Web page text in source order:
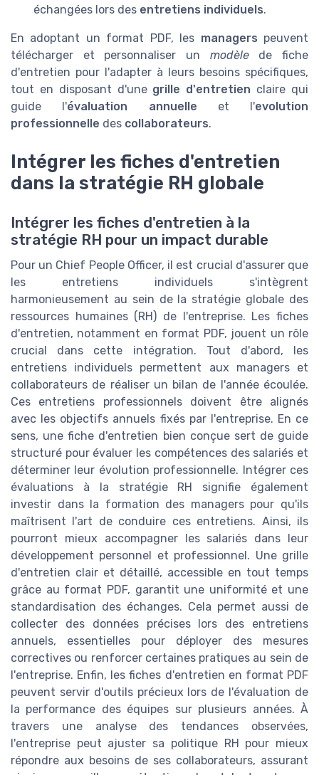
échangées lors des entretiens individuels.
En adoptant un format PDF, les managers peuvent
télécharger et personnaliser un modèlede fiche
d'entretien pour l'adapter à leurs besoins spécifiques,
tout en disposant d'une grille d'entretien claire qui
guide l'évaluation annuelle et l'evolution
professionnelle des collaborateurs.
Intégrer les fiches d'entretien
dans la stratégie RH globale
Intégrer les fiches d'entretien à la
stratégie RH pour un impact durable
Pour un Chief People Officer, il est crucial d'assurer que
les entretiens individuels s'intègrent
harmonieusement au sein de la stratégie globale des
ressources humaines (RH) de l'entreprise. Les fiches
d'entretien, notamment en format PDF, jouent un rôle
crucial dans cette intégration. Tout d'abord, les
entretiens individuels permettent aux managers et
collaborateurs de réaliser un bilan de l'année écoulée.
Ces entretiens professionnels doivent être alignés
avec les objectifs annuels fixés par l'entreprise. En ce
sens, une fiche d'entretien bien conçue sert de guide
structuré pour évaluer les compétences des salariés et
déterminer leur évolution professionnelle. Intégrer ces
évaluations à la stratégie RH signifie également
investir dans la formation des managers pour qu'ils
maîtrisent l'art de conduire ces entretiens. Ainsi, ils
pourront mieux accompagner les salariés dans leur
développement personnel et professionnel. Une grille
d'entretien clair et détaillé, accessible en tout temps
grâce au format PDF, garantit une uniformité et une
standardisation des échanges. Cela permet aussi de
collecter des données précises lors des entretiens
annuels, essentielles pour déployer des mesures
correctives ou renforcer certaines pratiques au sein de
l'entreprise. Enfin, les fiches d'entretien en format PDF
peuvent servir d'outils précieux lors de l'évaluation de
la performance des équipes sur plusieurs années. À
travers une analyse des tendances observées,
l'entreprise peut ajuster sa politique RH pour mieux
répondre aux besoins de ses collaborateurs, assurant